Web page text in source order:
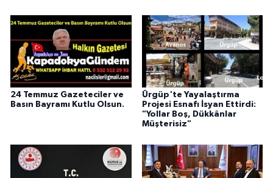
24 Temmuz Gazeteciler ve
Basın Bayramı Kutlu Olsun.
Ürgüp'te Yayalaştırma
Projesi Esnafı İsyan Ettirdi:
"Yollar Boş, Dükkânlar
Müşterisiz"